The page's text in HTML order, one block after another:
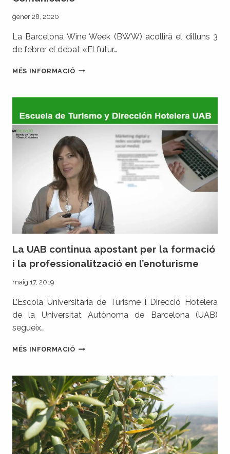
gener 28, 2020
La Barcelona Wine Week (BWW) acollirà el dilluns 3
de febrer el debat «El futur…
MÉS INFORMACIÓ«EL
LES
D’ORIGEN»,
LA
BWW,
CONDUÏDA
PER
PCATS
COMUNICACIÓ
La UAB continua apostant per la formació
i la professionalització en l’enoturisme
maig 17, 2019
L’Escola Universitària de Turisme i Direcció Hotelera
de la Universitat Autònoma de Barcelona (UAB)
segueix…
MÉS INFORMACIÓLA
APOSTANT
PER
LA
FORMACIÓ
I
LA
PROFESSIONALITZACIÓ
EN